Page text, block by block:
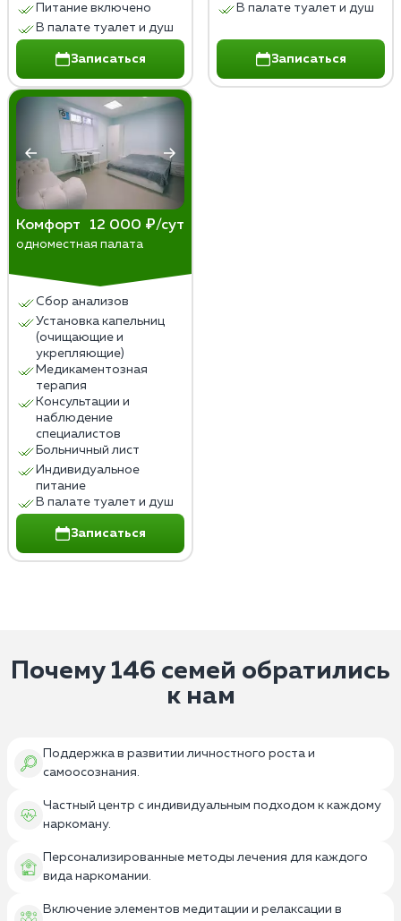
Питание включено
В палате туалет и душ
Записаться
В палате туалет и душ
Записаться
Комфорт 12 000 ₽/сут
одноместная палата
Сбор анализов
Установка капельниц
(очищающие и
укрепляющие)
Медикаментозная
терапия
Консультации и
наблюдение
специалистов
Больничный лист
Индивидуальное
питание
В палате туалет и душ
Записаться
Почему 146 семей обратились
к нам
Поддержка в развитии личностного роста и
самоосознания.
Частный центр с индивидуальным подходом к каждому
наркоману.
Персонализированные методы лечения для каждого
вида наркомании.
Включение элементов медитации и релаксации в